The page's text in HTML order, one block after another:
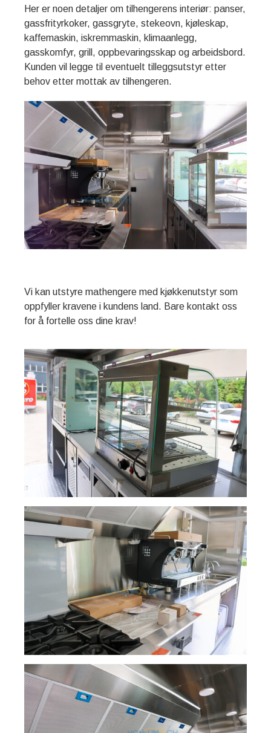
Her er noen detaljer om tilhengerens interiør: panser,
gassfrityrkoker, gassgryte, stekeovn, kjøleskap,
kaffemaskin, iskremmaskin, klimaanlegg,
gasskomfyr, grill, oppbevaringsskap og arbeidsbord.
Kunden vil legge til eventuelt tilleggsutstyr etter
behov etter mottak av tilhengeren.
Vi kan utstyre mathengere med kjøkkenutstyr som
oppfyller kravene i kundens land. Bare kontakt oss
for å fortelle oss dine krav!